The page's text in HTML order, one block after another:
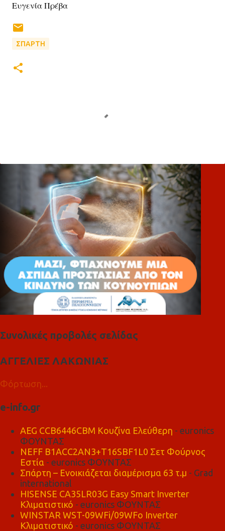
Ευγενία Πρέβα
ΣΠΑΡΤΗ
λ
Συνολικές προβολές σελίδας
ΑΓΓΕΛΙΕΣ ΛΑΚΩΝΙΑΣ
Φόρτωση...
e-info.gr
AEG CCB6446CBM Κουζίνα Ελεύθερη - euronics
ΦΟΥΝΤΑΣ
NEFF B1ACC2AN3+T16SBF1L0 Σετ Φούρνος
Εστία - euronics ΦΟΥΝΤΑΣ
Σπάρτη – Ενοικιάζεται διαμέρισμα 63 τ.μ - Grad
international
HISENSE CA35LR03G Easy Smart Inverter
Κλιματιστικό - euronics ΦΟΥΝΤΑΣ
WINSTAR WST-09WFi/09WFo Inverter
Κλιματιστικό - euronics ΦΟΥΝΤΑΣ